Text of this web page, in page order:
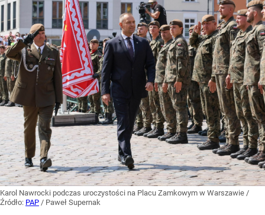
Karol Nawrocki podczas uroczystości na Placu Zamkowym w Warszawie /
Źródło: PAP / Paweł Supernak